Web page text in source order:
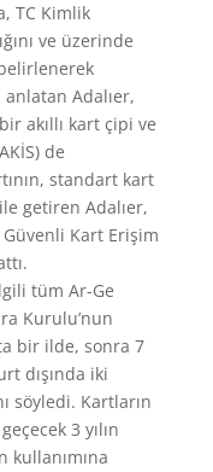
TC Kimlik
ve üzerinde
Adalıer,
akıllı kart çipi ve
de
standart kart
getiren Adalıer,
Güvenli Kart Erişim
tüm Ar-Ge
Kurulu’nun
bir ilde, sonra 7
dışında iki
söyledi. Kartların
3 yılın
kullanımına